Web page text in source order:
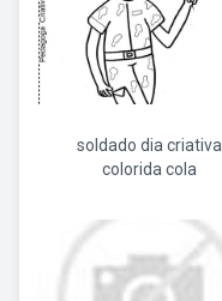
soldado dia criativa
colorida cola